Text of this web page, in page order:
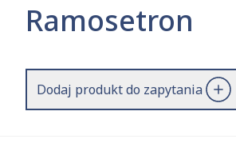
Ramosetron
Dodaj produkt do zapytania